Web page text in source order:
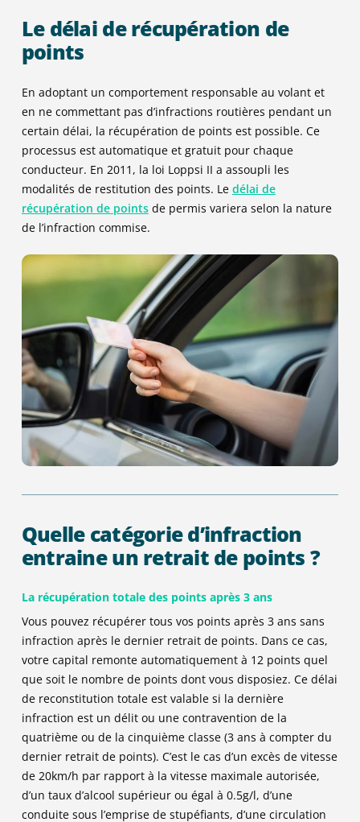
Le délai de récupération de
points
En adoptant un comportement responsable au volant et
en ne commettant pas d’infractions routières pendant un
certain délai, la récupération de points est possible. Ce
processus est automatique et gratuit pour chaque
conducteur. En 2011, la loi Loppsi II a assoupli les
modalités de restitution des points. Le délai de
récupération de pointsde permis variera selon la nature
de l’infraction commise.
Quelle catégorie d’infraction
entraine un retrait de points ?
La récupération totale des points après 3 ans
Vous pouvez récupérer tous vos points après 3 ans sans
infraction après le dernier retrait de points. Dans ce cas,
votre capital remonte automatiquement à 12 points quel
que soit le nombre de points dont vous disposiez. Ce délai
de reconstitution totale est valable si la dernière
infraction est un délit ou une contravention de la
quatrième ou de la cinquième classe (3 ans à compter du
dernier retrait de points). C’est le cas d’un excès de vitesse
de 20km/h par rapport à la vitesse maximale autorisée,
d’un taux d’alcool supérieur ou égal à 0.5g/l, d’une
conduite sous l’emprise de stupéfiants, d’une circulation